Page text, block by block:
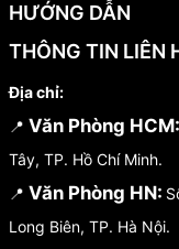
HƯỚNG DẪN
THÔNG TIN LIÊN
Địa chỉ:
📍 Văn Phòng HCM:
Tây, TP. Hồ Chí Minh.
📍 Văn Phòng HN:
Long Biên, TP. Hà Nội.